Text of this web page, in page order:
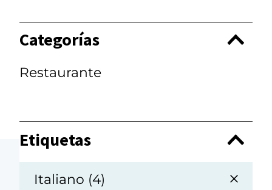
Categorías
Restaurante
Etiquetas
Italiano (4)